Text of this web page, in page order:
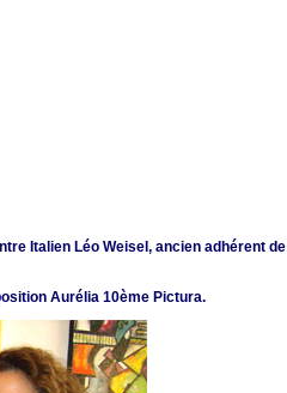
Italien Léo Weisel, ancien adhérent de
Aurélia 10ème Pictura.